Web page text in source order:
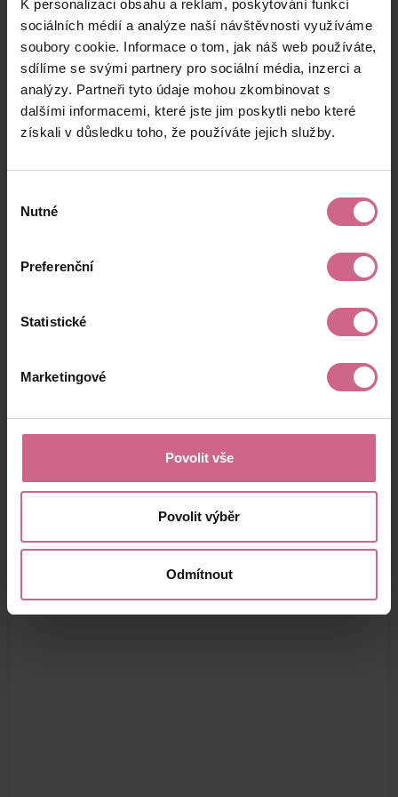
K personalizaci obsahu a reklam, poskytování funkcí
sociálních médií a analýze naší návštěvnosti využíváme
soubory cookie. Informace o tom, jak náš web používáte,
sdílíme se svými partnery pro sociální média, inzerci a
analýzy. Partneři tyto údaje mohou zkombinovat s
dalšími informacemi, které jste jim poskytli nebo které
získali v důsledku toho, že používáte jejich služby.
souhlasu
Nutné
Preferenční
Statistické
Marketingové
Povolit vše
Povolit výběr
Odmítnout
J****
Š****
28. 7. 2024
20:22:42
O****
500 Kč
28. 7. 2024
20:14:44
1 450 Kč
S****
M****
3 000 Kč
28. 7. 2024
20:12:17
8 700 Kč
keyboard_arrow_left keyboard_arrow_right